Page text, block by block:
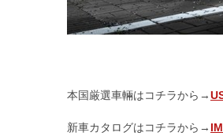
本国厳選車輛はコチラから→
新車カタログはコチラから→